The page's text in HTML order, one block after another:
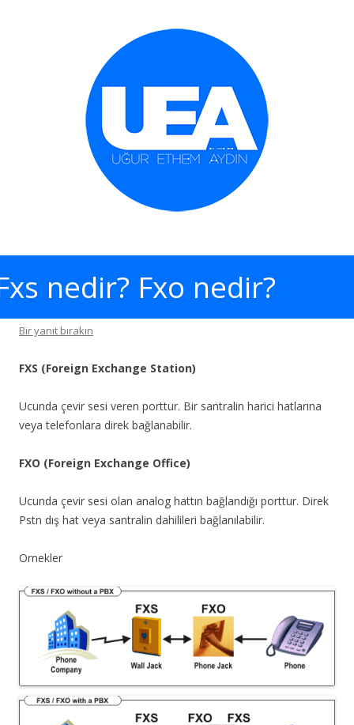
nedir? Fxo nedir?
Bir yanıt bırakın
FXS (Foreign Exchange Station)
Ucunda çevir sesi veren porttur. Bir santralin harici hatlarına
veya telefonlara direk bağlanabilir.
FXO (Foreign Exchange Office)
Ucunda çevir sesi olan analog hattın bağlandığı porttur. Direk
Pstn dış hat veya santralin dahilileri bağlanılabilir.
Ornekler